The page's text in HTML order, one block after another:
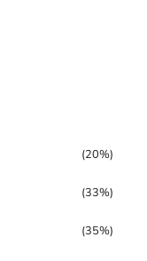
(20%)
(33%)
(35%)